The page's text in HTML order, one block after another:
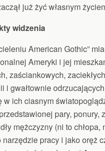
już żyć własnym
widzenia
American Gothic”
Ameryki i jej
zaściankowych, zaciekłych
i gwałtownie
w ich ciasnym
pary, ponury,
mężczyzny (ni to chłopa,
pracy i jako oręż